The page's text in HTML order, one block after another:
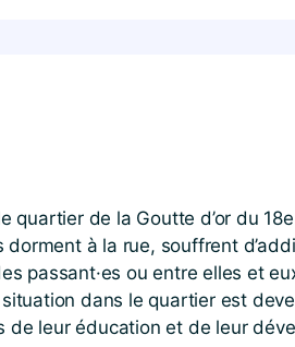
quartier de la Goutte d’or du 18e
dorment à la rue, souffrent
passant·es ou entre elles et
dans le quartier est
de leur éducation et de leur